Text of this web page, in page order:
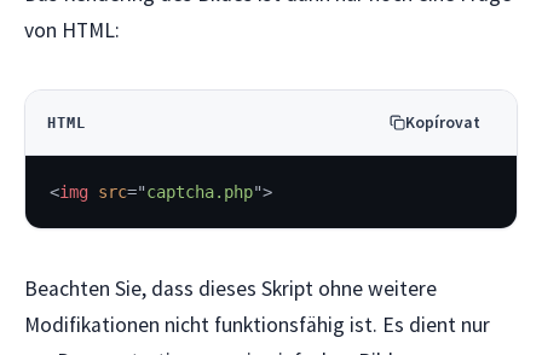
von HTML:
HTML Kopírovat
<img src="captcha.php">
Beachten Sie, dass dieses Skript ohne weitere
Modifikationen nicht funktionsfähig ist. Es dient nur